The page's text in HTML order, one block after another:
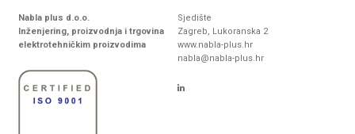
Nabla plus d.o.o.
Inženjering, proizvodnja i trgovina
elektrotehničkim proizvodima
Sjedište
Zagreb, Lukoranska 2
www.nabla-plus.hr
nabla@nabla-plus.hr